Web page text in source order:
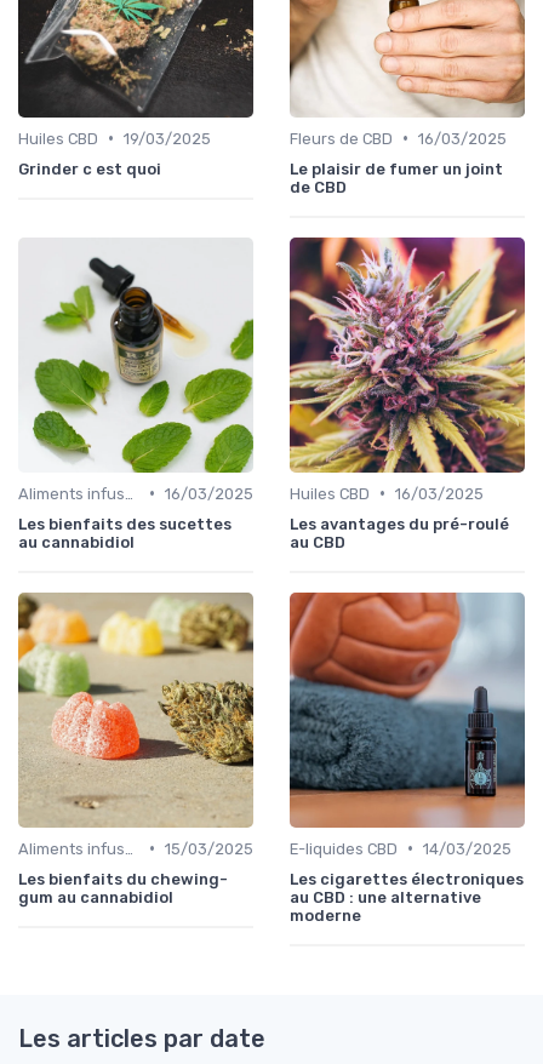
Huiles CBD • 19/03/2025
Grinder c est quoi
Fleurs de CBD • 16/03/2025
Le plaisir de fumer un joint
de CBD
• 16/03/2025
Les bienfaits des sucettes
au cannabidiol
Huiles CBD • 16/03/2025
Les avantages du pré-roulé
au CBD
• 15/03/2025
Les bienfaits du chewing-
gum au cannabidiol
E-liquides CBD • 14/03/2025
Les cigarettes électroniques
au CBD : une alternative
moderne
Les articles par date